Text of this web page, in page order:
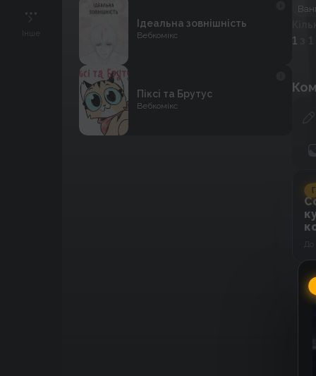
Інше
Ідеальна зовнішність
Вебкомікс
Піксі та Брутус
Вебкомікс
1